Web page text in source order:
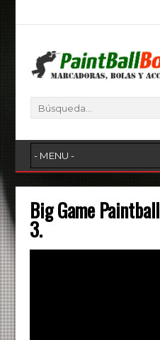
Big Game
3.